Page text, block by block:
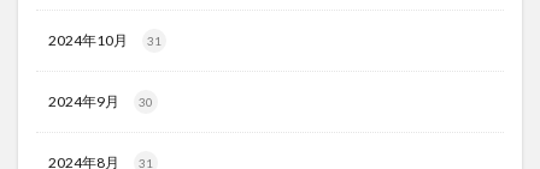
2024年10月 31
2024年9月 30
2024年8月 31